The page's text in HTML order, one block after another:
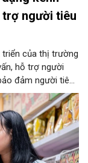
trợ người tiêu
triển của thị trường
hỗ trợ người
đảm người tiêu
thực hiện quyền
trong quá trình